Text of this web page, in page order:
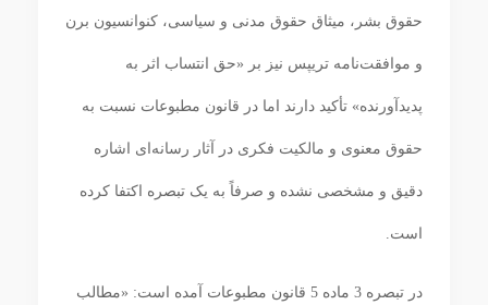
حقوق بشر، میثاق حقوق مدنی و سیاسی، کنوانسیون برن
و موافقت‌نامه تریپس نیز بر «حق انتساب اثر به
پدیدآورنده» تأکید دارند اما در قانون مطبوعات نسبت به
حقوق معنوی و مالکیت فکری در آثار رسانه‌ای اشاره
دقیق و مشخصی نشده و صرفاً به یک تبصره اکتفا کرده
است.
در تبصره 3 ماده 5 قانون مطبوعات آمده است: «مطالب